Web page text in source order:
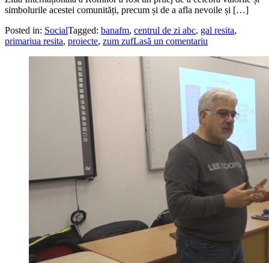
simbolurile acestei comunități, precum și de a afla nevoile și […]
Posted in: SocialTagged: banafm, centrul de zi abc, gal resita,
primariua resita, proiecte, zum zufLasă un comentariu